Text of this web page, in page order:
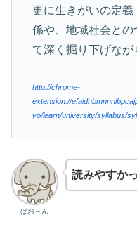
更に生きがいの定
係や、地域社会と
て深く掘り下げなが
http://chrome-
extension://
yo/learn/university/syllabus/
ぱお～ん
読みやすか